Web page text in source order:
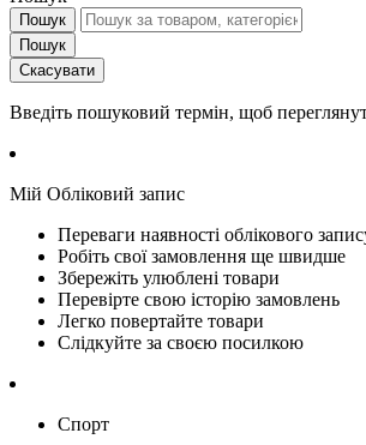
Пошук
Пошук
Скасувати
Введіть пошуковий термін, щоб
Мій Обліковий запис
Переваги наявності облікового
Робіть свої замовлення ще швидше
Збережіть улюблені товари
Перевірте свою історію замовлень
Легко повертайте товари
Слідкуйте за своєю посилкою
Спорт